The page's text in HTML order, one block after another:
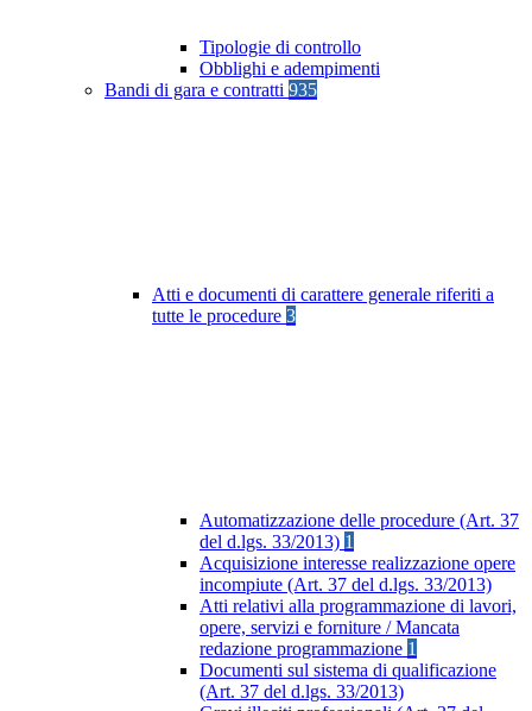
Tipologie di controllo
Obblighi e adempimenti
Bandi di gara e contratti 935
Atti e documenti di carattere generale riferiti a
tutte le procedure 3
Automatizzazione delle procedure (Art. 37
del d.lgs. 33/2013) 1
Acquisizione interesse realizzazione opere
incompiute (Art. 37 del d.lgs. 33/2013)
Atti relativi alla programmazione di lavori,
opere, servizi e forniture / Mancata
redazione programmazione 1
Documenti sul sistema di qualificazione
(Art. 37 del d.lgs. 33/2013)